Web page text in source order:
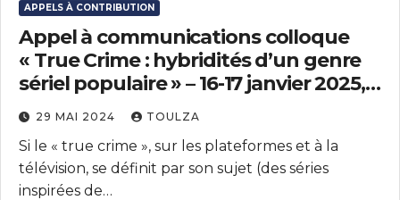
APPELS À CONTRIBUTION
Appel à communications colloque
« True Crime : hybridités d’un genre
sériel populaire » – 16-17 janvier 2025,
Paris Cité et Sorbonne Nouvelle
29 MAI 2024 TOULZA
Si le « true crime », sur les plateformes et à la
télévision, se définit par son sujet (des séries
inspirées de…